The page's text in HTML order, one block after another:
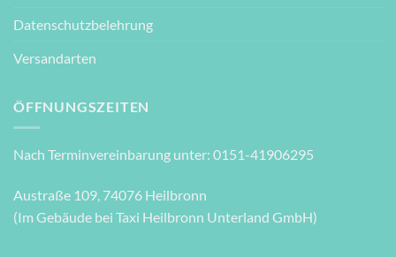
Datenschutzbelehrung
Versandarten
ÖFFNUNGSZEITEN
Nach Terminvereinbarung unter: 0151-41906295
Austraße 109, 74076 Heilbronn
(Im Gebäude bei Taxi Heilbronn Unterland GmbH)